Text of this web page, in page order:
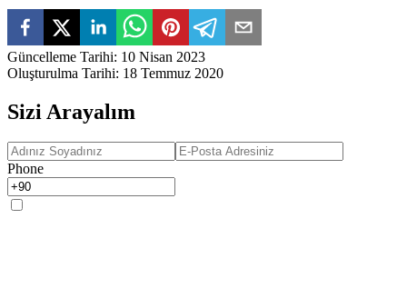
Güncelleme Tarihi: 10 Nisan 2023
Oluşturulma Tarihi: 18 Temmuz 2020
Sizi Arayalım
Phone